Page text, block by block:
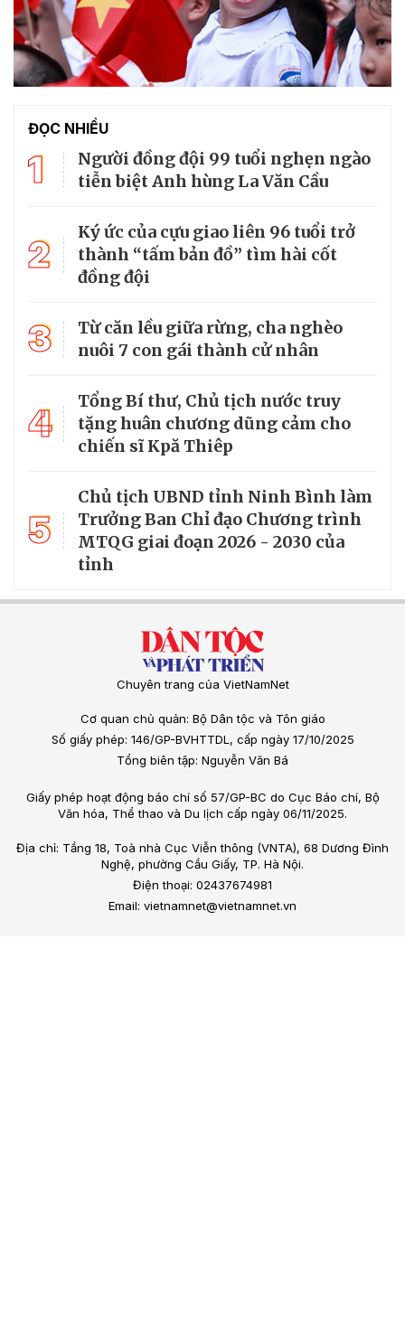
ĐỌC NHIỀU
1
Người đồng đội 99 tuổi nghẹn ngào
tiễn biệt Anh hùng La Văn Cầu
2
Ký ức của cựu giao liên 96 tuổi trở
thành “tấm bản đồ” tìm hài cốt
đồng đội
3
Từ căn lều giữa rừng, cha nghèo
nuôi 7 con gái thành cử nhân
4
Tổng Bí thư, Chủ tịch nước truy
tặng huân chương dũng cảm cho
chiến sĩ Kpă Thiêp
5
Chủ tịch UBND tỉnh Ninh Bình làm
Trưởng Ban Chỉ đạo Chương trình
MTQG giai đoạn 2026 - 2030 của
tỉnh
Chuyên trang của VietNamNet
Cơ quan chủ quản: Bộ Dân tộc và Tôn giáo
Số giấy phép: 146/GP-BVHTTDL, cấp ngày 17/10/2025
Tổng biên tập: Nguyễn Văn Bá
Giấy phép hoạt động báo chí số 57/GP-BC do Cục Báo chí, Bộ
Văn hóa, Thể thao và Du lịch cấp ngày 06/11/2025.
Địa chỉ: Tầng 18, Toà nhà Cục Viễn thông (VNTA), 68 Dương Đình
Nghệ, phường Cầu Giấy, TP. Hà Nội.
Điện thoại: 02437674981
Email: vietnamnet@vietnamnet.vn